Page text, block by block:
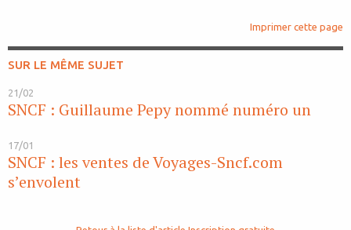
Imprimer cette page
SUR LE MÊME SUJET
21/02
SNCF : Guillaume Pepy nommé numéro un
17/01
SNCF : les ventes de Voyages-Sncf.com
s’envolent